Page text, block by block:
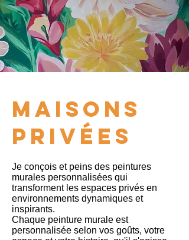
maisons
privées
Je conçois et peins des peintures
murales personnalisées qui
transforment les espaces privés en
environnements dynamiques et
inspirants.
Chaque peinture murale est
personnalisée selon vos goûts, votre